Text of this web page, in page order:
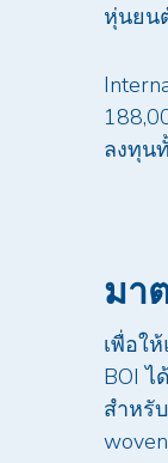
หุ่นยน
ลงทุน
มา
เพื่อใ
BOI
สำหรั